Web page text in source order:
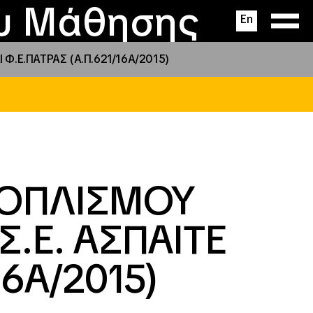
Μάθησης En
Φ.Ε.ΠΑΤΡΑΣ (Α.Π.621/16Α/2015)
ΑΣΠΑΙΤΕ
2015)